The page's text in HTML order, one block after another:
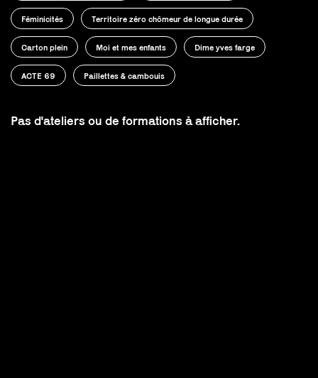
Féminicités Territoire zéro chômeur de longue durée
Carton plein Moi et mes enfants Dime yves farge
ACTE 69 Paillettes & cambouis
Pas d'ateliers ou de formations à afficher.